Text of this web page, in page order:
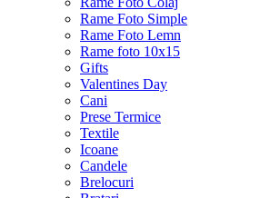
Rame Foto Simple
Rame Foto Lemn
Rame foto 10x15
Gifts
Valentines Day
Cani
Prese Termice
Textile
Icoane
Candele
Brelocuri